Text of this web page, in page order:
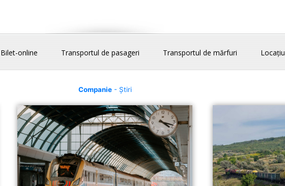
Bilet-online Transportul de pasageri Transportul de mărfuri
Companie- Știri